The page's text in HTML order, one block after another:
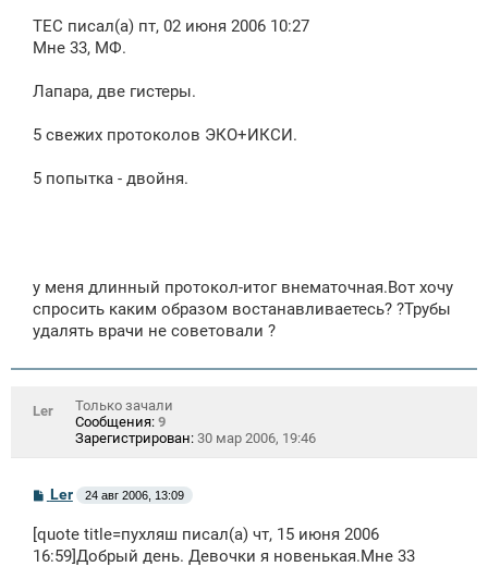
б
щ
и
ТЕС писал(а) пт, 02 июня 2006 10:27
Мне 33, МФ.
Лапара, две гистеры.
5 свежих протоколов ЭКО+ИКСИ.
5 попытка - двойня.
у меня длинный протокол-итог внематочная.Вот хочу
спросить каким образом востанавливаетесь? ?Трубы
удалять врачи не советовали ?
Ler
Только зачали
Сообщения: 9
Зарегистрирован: 30 мар 2006, 19:46
С
б
щ
Ler 24 авг 2006, 13:09
[quote title=пухляш писал(а) чт, 15 июня 2006
16:59]Добрый день. Девочки я новенькая.Мне 33